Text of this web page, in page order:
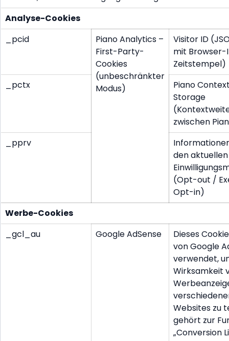
Analyse-Cookies
_pcid
Piano Analytics –
First-Party-
Cookies
(unbeschränkter
Modus)
Visitor ID
mit Browser-
Zeitstempel)
_pctx
Piano
Storage
zwischen
_pprv
den aktuellen
(Opt-out /
Opt-in)
Werbe-Cookies
_gcl_au
Google AdSense
Dieses
von Google
verwendet,
Wirksamkeit
Websites zu
gehört zur
„Conversion